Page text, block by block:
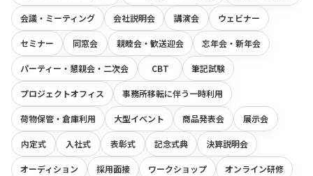
会議・ミーティング 会社説明会 講演会 ウェビナー
セミナー 同窓会 親睦会・歓送迎会 忘年会・新年会
パーティー・懇親会・二次会 CBT 筆記試験
プロジェクトオフィス 事務所移転に伴う一時利用
荷物保管・倉庫利用 大型イベント 商品発表会 展示会
内定式 入社式 表彰式 記念式典 決算説明会
オーディション 採用面接 ワークショップ オンライン研修